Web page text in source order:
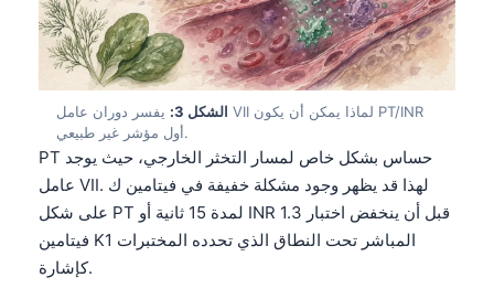
الشكل 3:
يفسر دوران عامل VII لماذا يمكن أن يكون PT/INR
أول مؤشر غير طبيعي.
PT حساس بشكل خاص لمسار التخثر الخارجي، حيث يوجد
عامل VII. لهذا قد يظهر وجود مشكلة خفيفة في فيتامين ك
على شكل PT لمدة 15 ثانية أو INR 1.3 قبل أن ينخفض اختبار
فيتامين K1 المباشر تحت النطاق الذي تحدده المختبرات
كإشارة.